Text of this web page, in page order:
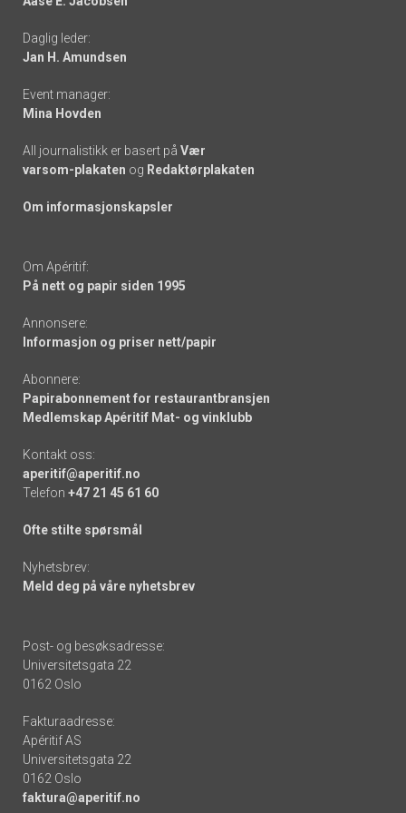
-
links
Daglig leder:
Jan H. Amundsen
Event manager:
Mina Hovden
All journalistikk er basert på Vær
varsom-plakaten og Redaktørplakaten
Om informasjonskapsler
Om Apéritif:
På nett og papir siden 1995
Annonsere:
Informasjon og priser nett/papir
Abonnere:
Papirabonnement for restaurantbransjen
Medlemskap Apéritif Mat- og vinklubb
Kontakt oss:
aperitif@aperitif.no
Telefon +47 21 45 61 60
Ofte stilte spørsmål
Nyhetsbrev:
Meld deg på våre nyhetsbrev
Post- og besøksadresse:
Universitetsgata 22
0162 Oslo
Fakturaadresse:
Apéritif AS
Universitetsgata 22
0162 Oslo
faktura@aperitif.no